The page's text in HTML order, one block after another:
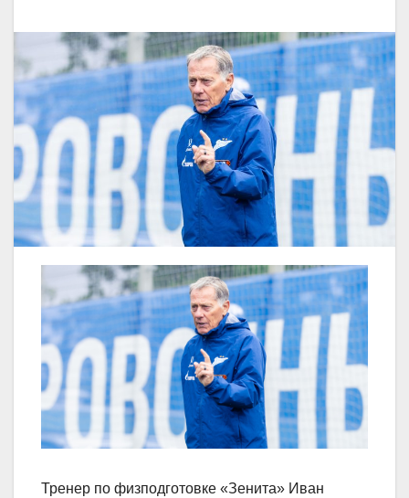
Тренер по физподготовке «Зенита» Иван